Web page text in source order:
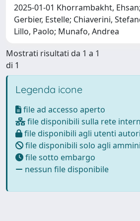
2025-01-01 Khorrambakht,
Gerbier, Estelle; Chiaverini,
Lillo, Paolo; Munafo, Andrea
Mostrati risultati da 1 a 1
di 1
Legenda icone
file ad accesso aperto
file disponibili sulla rete
file disponibili agli utenti
file disponibili solo agli
file sotto embargo
nessun file disponibile